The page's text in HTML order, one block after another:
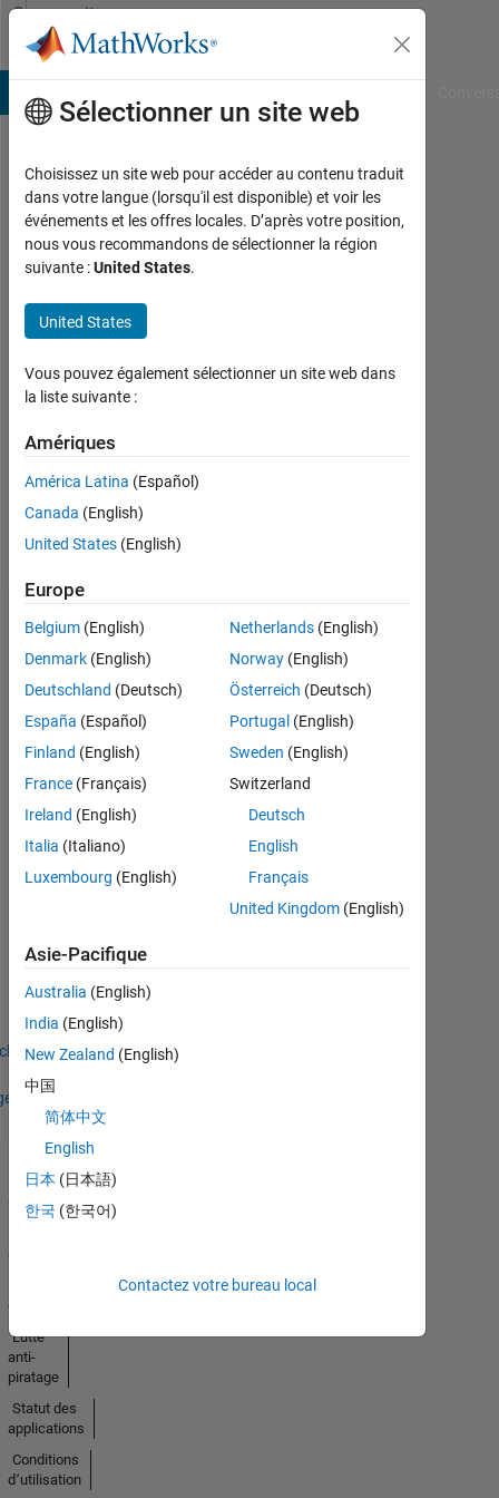
Passer au contenu
Community
Profile
Julia
Last
seen:
presque
2 ans il
y a
Followers:
0
Following:
Badges
No
Badges
Earned
Sélectionner un site web
Choisissez un site web pour accéder au contenu traduit
dans votre langue (lorsqu'il est disponible) et voir les
événements et les offres locales. D’après votre position,
nous vous recommandons de sélectionner la région
suivante :United States.
United States
Vous pouvez également sélectionner un site web dans
la liste suivante :
Amériques
América Latina (Español)
Canada (English)
United States (English)
Europe
Belgium (English)
Denmark (English)
Deutschland (Deutsch)
España (Español)
Finland (English)
France (Français)
Ireland (English)
Italia (Italiano)
Luxembourg (English)
Netherlands(English)
Norway(English)
Österreich (Deutsch)
Portugal (English)
Sweden (English)
Switzerland
Deutsch
English
Français
United Kingdom(English)
Asie-Pacifique
Australia (English)
India (English)
New Zealand (English)
中国
简体中文
English
日本 (日本語)
한국 (한국어)
Contactez votre bureau local
Trust
Center
déposées
confidentialité
Lutte
anti-
piratage
Statut des
applications
Conditions
d՚utilisation